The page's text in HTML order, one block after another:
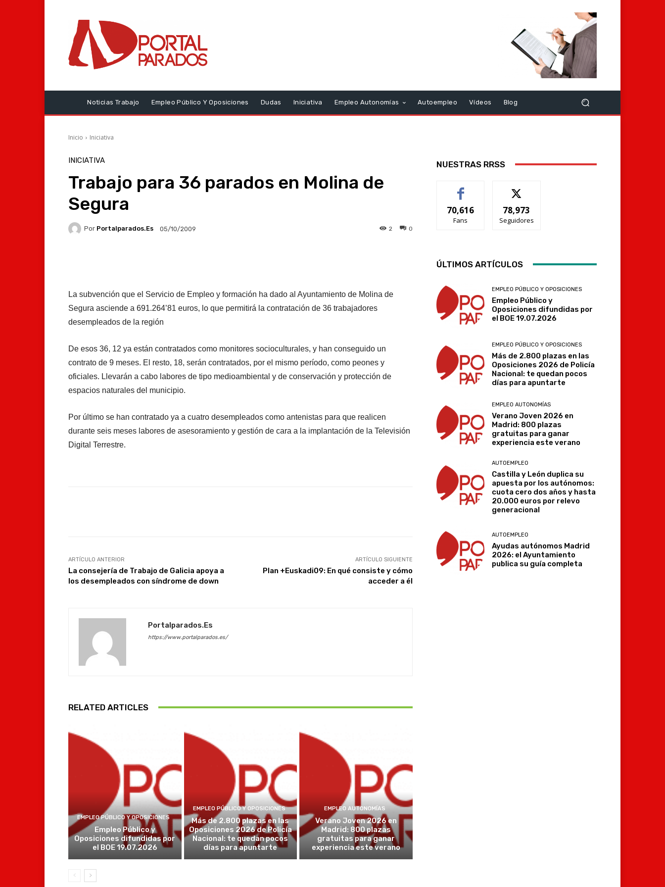
Noticias Trabajo Empleo Público Y Oposiciones Dudas Iniciativa Empleo Autonomías Autoempleo Vídeos Blog
Inicio Iniciativa
INICIATIVA
Trabajo para 36 parados en Molina de
Segura
Por Portalparados.es 05/10/2009 0
2
Telegram
La subvención que el Servicio de Empleo y formación ha dado al Ayuntamiento de Molina de
Segura asciende a 691.264’81 euros, lo que permitirá la contratación de 36 trabajadores
desempleados de la región
De esos 36, 12 ya están contratados como monitores socioculturales, y han conseguido un
contrato de 9 meses. El resto, 18, serán contratados, por el mismo período, como peones y
oficiales. Llevarán a cabo labores de tipo medioambiental y de conservación y protección de
espacios naturales del municipio.
Por último se han contratado ya a cuatro desempleados como antenistas para que realicen
durante seis meses labores de asesoramiento y gestión de cara a la implantación de la Televisión
Digital Terrestre.
Telegram
ARTÍCULO ANTERIOR
La consejería de Trabajo de Galicia apoya a
los desempleados con síndrome de down
ARTÍCULO SIGUIENTE
Plan +Euskadi09: En qué consiste y cómo
acceder a él
Portalparados.es
https://www.portalparados.es/
RELATED ARTICLES
EMPLEO PÚBLICO Y OPOSICIONES
Empleo Público y
Oposiciones difundidas por
el BOE 19.07.2026
EMPLEO PÚBLICO Y OPOSICIONES
Más de 2.800 plazas en las
Oposiciones 2026 de Policía
Nacional: te quedan pocos
días para apuntarte
EMPLEO AUTONOMÍAS
Verano Joven 2026 en
Madrid: 800 plazas
gratuitas para ganar
experiencia este verano
NUESTRAS RRSS
70,616
Fans
78,973
Seguidores
ÚLTIMOS ARTÍCULOS
EMPLEO PÚBLICO Y OPOSICIONES
Empleo Público y
Oposiciones difundidas por
el BOE 19.07.2026
EMPLEO PÚBLICO Y OPOSICIONES
Más de 2.800 plazas en las
Oposiciones 2026 de Policía
Nacional: te quedan pocos
días para apuntarte
EMPLEO AUTONOMÍAS
Verano Joven 2026 en
Madrid: 800 plazas
gratuitas para ganar
experiencia este verano
AUTOEMPLEO
Castilla y León duplica su
apuesta por los autónomos:
cuota cero dos años y hasta
20.000 euros por relevo
generacional
AUTOEMPLEO
Ayudas autónomos Madrid
2026: el Ayuntamiento
publica su guía completa